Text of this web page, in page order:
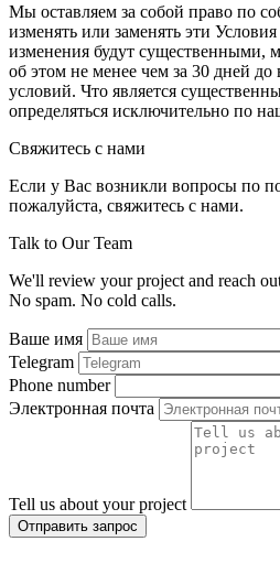
Мы оставляем за собой право по
изменять или заменять эти
изменения будут существенными,
об этом не менее чем за 30 дней
условий. Что является
определяться исключительно по
Свяжитесь с нами
Если у Вас возникли вопросы по
пожалуйста, свяжитесь с нами.
Talk to Our Team
We'll review your project and reach
No spam. No cold calls.
Ваше имя
Telegram
Phone number
Электронная почта
Tell us about your project
Отправить запрос